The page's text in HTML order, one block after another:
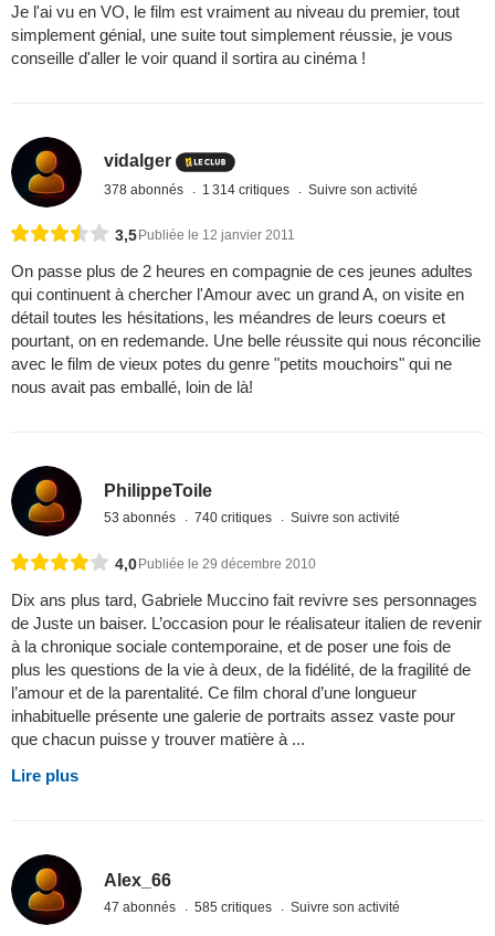
Je l'ai vu en VO, le film est vraiment au niveau du premier, tout
simplement génial, une suite tout simplement réussie, je vous
conseille d'aller le voir quand il sortira au cinéma !
vidalger
378 abonnés 1 314 critiques Suivre son activité
3,5Publiée le 12 janvier 2011
On passe plus de 2 heures en compagnie de ces jeunes adultes
qui continuent à chercher l'Amour avec un grand A, on visite en
détail toutes les hésitations, les méandres de leurs coeurs et
pourtant, on en redemande. Une belle réussite qui nous réconcilie
avec le film de vieux potes du genre "petits mouchoirs" qui ne
nous avait pas emballé, loin de là!
PhilippeToile
53 abonnés 740 critiques Suivre son activité
4,0 Publiée le 29 décembre 2010
Dix ans plus tard, Gabriele Muccino fait revivre ses personnages
de Juste un baiser. L’occasion pour le réalisateur italien de revenir
à la chronique sociale contemporaine, et de poser une fois de
plus les questions de la vie à deux, de la fidélité, de la fragilité de
l’amour et de la parentalité. Ce film choral d’une longueur
inhabituelle présente une galerie de portraits assez vaste pour
que chacun puisse y trouver matière à ...
Lire plus
Alex_66
47 abonnés 585 critiques Suivre son activité